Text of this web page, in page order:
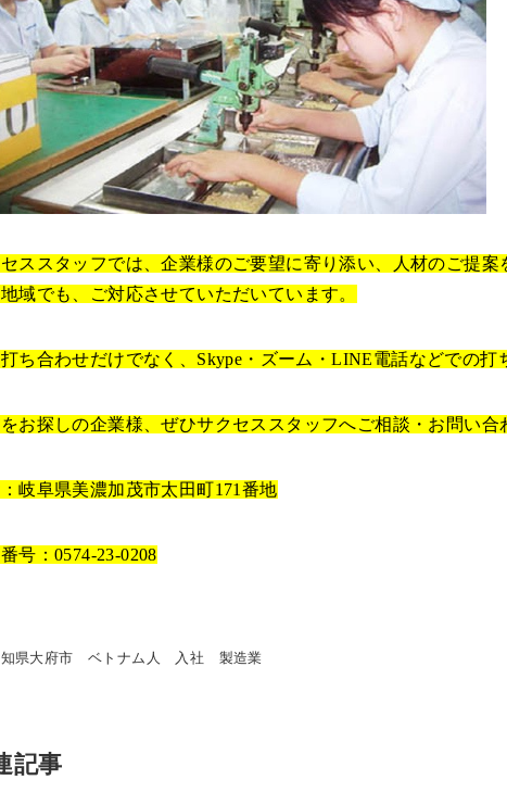
ススタッフでは、企業様のご要望に寄り添い、人材のご提
地域でも、ご対応させていただいています。
ち合わせだけでなく、Skype・ズーム・LINE電話などでの打
お探しの企業様、ぜひサクセススタッフへご相談・お問い合
岐阜県美濃加茂市太田町171番地
号：0574-23-0208
知県大府市 ベトナム人 入社 製造業
記事